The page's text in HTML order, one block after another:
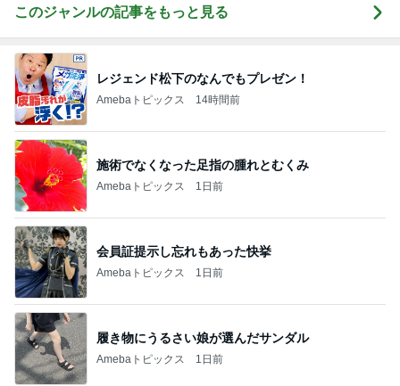
このジャンルの記事をもっと見る
レジェンド松下のなんでもプレゼン！
Amebaトピックス 14時間前
施術でなくなった足指の腫れとむくみ
Amebaトピックス 1日前
会員証提示し忘れもあった快挙
Amebaトピックス 1日前
履き物にうるさい娘が選んだサンダル
Amebaトピックス 1日前